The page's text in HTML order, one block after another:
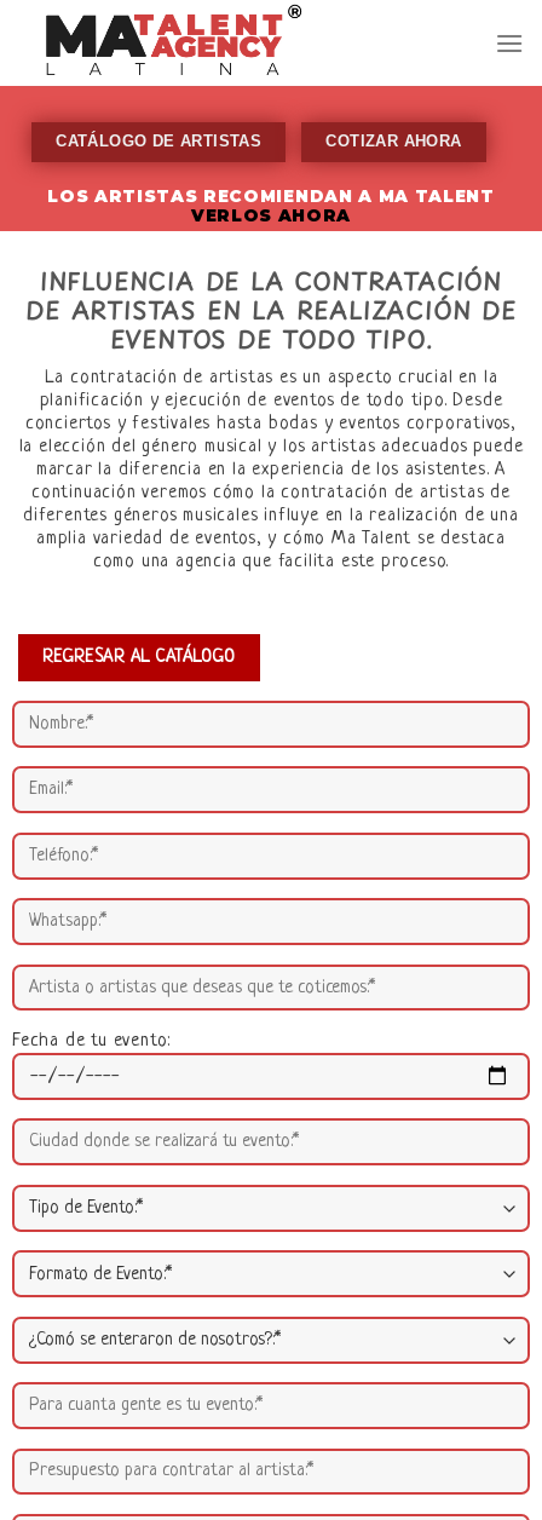
content
CATÁLOGO DE ARTISTAS COTIZAR AHORA
LOS ARTISTAS RECOMIENDAN A MA TALENT
VERLOS AHORA
INFLUENCIA DE LA CONTRATACIÓN
DE ARTISTAS EN LA REALIZACIÓN DE
EVENTOS DE TODO TIPO.
La contratación de artistas es un aspecto crucial en la
planificación y ejecución de eventos de todo tipo. Desde
conciertos y festivales hasta bodas y eventos corporativos,
la elección del género musical y los artistas adecuados puede
marcar la diferencia en la experiencia de los asistentes. A
continuación veremos cómo la contratación de artistas de
diferentes géneros musicales influye en la realización de una
amplia variedad de eventos, y cómo Ma Talent se destaca
como una agencia que facilita este proceso.
REGRESAR AL CATÁLOGO
Fecha de tu evento: